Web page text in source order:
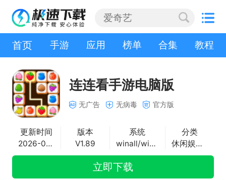
首页 手游 应用 榜单 合集 教程
连连看手游电脑版
无广告 无病毒 官方版
更新时间
2026-07-02
版本
V1.89
系统
winall/win7/win10/win11
分类
休闲娱乐手游
立即下载